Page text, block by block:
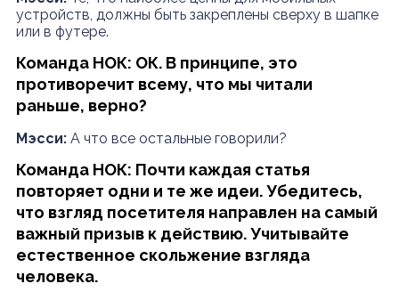
устройств, должны быть закреплены сверху в шапке
или в футере.
Команда НОК: ОК. В принципе, это
противоречит всему, что мы читали
раньше, верно?
Мэсси: А что все остальные говорили?
Команда НОК: Почти каждая статья
повторяет одни и те же идеи. Убедитесь,
что взгляд посетителя направлен на самый
важный призыв к действию. Учитывайте
естественное скольжение взгляда
человека.